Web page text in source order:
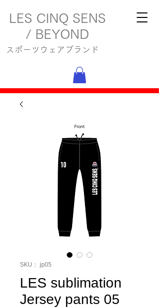
LES CINQ SENS
/ BEYOND
スポーツウェアブランド
SKU： jp05
LES sublimation
Jersey pants 05